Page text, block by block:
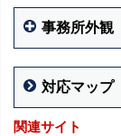
事務所外観
対応マップ
関連サイト